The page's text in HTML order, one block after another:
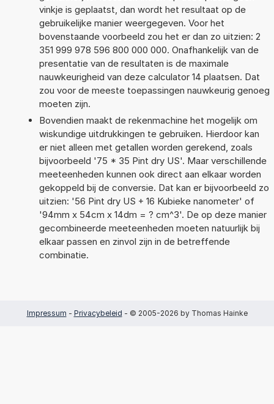
vinkje is geplaatst, dan wordt het resultaat op de
gebruikelijke manier weergegeven. Voor het
bovenstaande voorbeeld zou het er dan zo uitzien: 2
351 999 978 596 800 000 000. Onafhankelijk van de
presentatie van de resultaten is de maximale
nauwkeurigheid van deze calculator 14 plaatsen. Dat
zou voor de meeste toepassingen nauwkeurig genoeg
moeten zijn.
Bovendien maakt de rekenmachine het mogelijk om
wiskundige uitdrukkingen te gebruiken. Hierdoor kan
er niet alleen met getallen worden gerekend, zoals
bijvoorbeeld '75 * 35 Pint dry US'. Maar verschillende
meeteenheden kunnen ook direct aan elkaar worden
gekoppeld bij de conversie. Dat kan er bijvoorbeeld zo
uitzien: '56 Pint dry US + 16 Kubieke nanometer' of
'94mm x 54cm x 14dm = ? cm^3'. De op deze manier
gecombineerde meeteenheden moeten natuurlijk bij
elkaar passen en zinvol zijn in de betreffende
combinatie.
Impressum - Privacybeleid - © 2005-2026 by Thomas Hainke